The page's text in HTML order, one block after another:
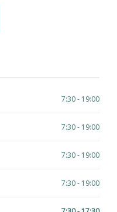
7:30 - 19:00
7:30 - 19:00
7:30 - 19:00
7:30 - 19:00